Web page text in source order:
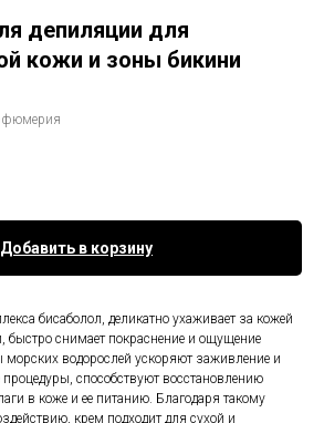
депиляции для
кожи и зоны бикини
Добавить в корзину
бисаболол, деликатно ухаживает за кожей
быстро снимает покраснение и ощущение
водорослей ускоряют заживление и
способствуют восстановлению
в коже и ее питанию. Благодаря такому
крем подходит для сухой и